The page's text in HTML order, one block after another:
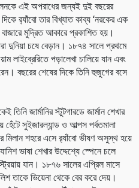
এই অপরাধের জন্যই দুই বছরের
র‌্যাঁবো তার বিখ্যাত কাব্য ‘নরকের এক
মুদ্রিত আকারে প্রকাশিত হয়।
দুনিয়া চষে বেড়ান। ১৮৭৪ সালে প্রথমে
লাইব্রেরিতে পড়ালেখা চালিয়ে যান এবং
বছরের শেষের দিকে তিনি হুজুগের বসে
জার্মানির স্টুটগারডে জার্মান শেখার
সুইজারল্যান্ড ও আল্পস পর্বতমালা
শহরে এসে র‌্যাঁবো ভীষণ অসুস্থ হয়ে
ভাষা শেখার উদ্দেশ্যে স্পেনে চলে
যান। ১৮৭৬ সালের এপ্রিল মাসে
তাকে ভিয়েনা থেকে বের করে দেয়।